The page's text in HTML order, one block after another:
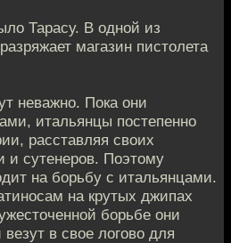
Тарасу. В одной из
магазин пистолета
неважно. Пока они
итальянцы постепенно
расставляя своих
и сутенеров. Поэтому
на борьбу с итальянцами.
на крутых джипах
борьбе они
в свое логово для